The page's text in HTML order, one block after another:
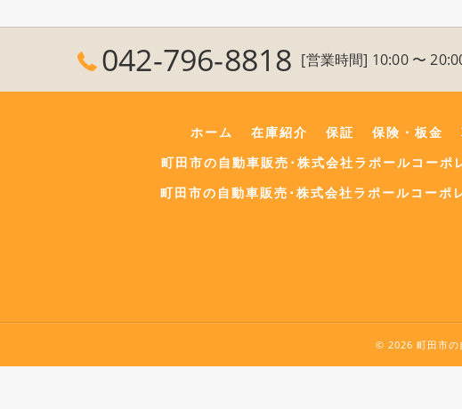
042-796-8818 [営業時間] 10:00 〜
ホーム 在庫紹介 保証 保険・板金
町田市の自動車販売･株式会社ラポールコーポ
町田市の自動車販売･株式会社ラポールコーポ
© 2026 町田市の